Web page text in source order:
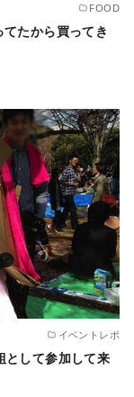
FOOD
てたから買ってき
イベントレポ
して参加して来